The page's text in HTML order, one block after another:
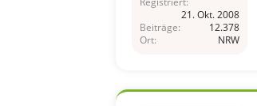
21. Okt. 2008
Beiträge
12.378
Ort
NRW